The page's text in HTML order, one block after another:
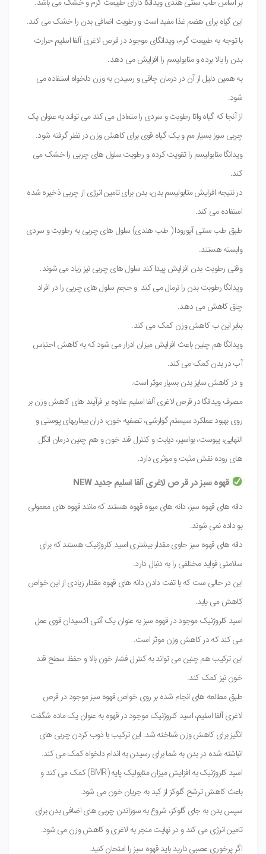
این گیاه برای هضم غذا مفید است و رطوبت اضافی بدن را خشک می کند.
با توجه به طبیعت گرم، ویدانگای موجود در قرص لاغری آلفا اسلیم حرارت
بدن را بالا برده و متابولیسم را افزایش می دهد.
به همین دلیل از آن در درمان چاقی و رسیدن به وزن دلخواه استفاده می
شود.
از آنجا که گیاه واتا رطوبت و سردی را متعادل می کند می تواند به عنوان یک
چربی سوز بسیار مم و یک گیاه قوی برای کاهش وزن در نظر گرفته شود.
ویدانگا متابولیسم را تقویت کرده و رطوبت سلول های چربی را خشک می
کند.
در نتیجه افزایش متابولیسم بدن، بدن برای تامین انرژی از چربی ذخیره شده
استفاده می کند.
طبق طب سنتی آیورودا ( طب هندی) سلول های چربی به رطوبت و سردی
وابسته هستند.
وقتی رطوبت بدن افزایش پیدا کند سلول های چربی نیز زیاد می شوند.
ویدانگا رطوبت بدن را نرمال می کند و حجم سلول های چربی را در افراد
چاق کاهش می دهد.
بنابر این ب کاهش وزن کمک می کند.
ویدانگا هم چنین باعث افزایش میزان ادرار می شود که به کاهش احتباس
آب در بدن کمک می کند.
و در کاهش سایز بدن بسیار موثر است.
مصرف ویدانگا در قرص لاغری آلفا اسلیم علاوه بر فرآیند های کاهش وزن بر
روی بهبود عملکرد سیستم گوارشی، تصفیه خون، دران بیماریهای پوستی و
التهابی، یبوست، بواسیر، دیابت و کنترل قند خون و هم چنین درمان انگل
های روده نقش مثبت و موثری دارد.
قهوه سبز در قر ص لاغری آلفا اسلیم جدید NEW
دانه های قهوه سبز، دانه های میوه قهوه هستند که مانند قهوه های معمولی
بو داده نمی شوند.
دانه های قهوه سبز حاوی مقدار بیشتری اسید کلروژنیک هستند که برای
سلامتی فواید مختلفی را به دنبال دارد.
این در حالی ست که با تفت دادن دانه های قهوه مقدار زیادی از این خواص
کاهش می یابد.
اسید کلروژنیک موجود در قهوه سبز به عنوان یک آنتی اکسیدان قوی عمل
می کند که در کاهش وزن موثر است.
این ترکیب هم چنین می تواند به کنترل فشار خون بالا و حفظ سطح قند
خون نیز کمک کند.
طبق مطالعه های انجام شده بر روی خواص قهوه سبز موجود در قرص
لاغری آلفا اسلیم، اسید کلروژنیک موجود در قهوه به عنوان یک ماده شگفت
انگیز برای کاهش وزن شناخته شد. این ترکیب با ذوب کردن چربی های
انباشته شده در بدن به شما برای رسیدن به اندام دلخواه کمک می کند.
اسید کلروژنیک به افزایش میزان متابولیک پایه (BMR) کمک می کند و
باعث کاهش ترشح گلوکز از کبد به جریان خون می شود.
سپس بدن به جای گلوکز، شروع به سوزاندن چربی های اضافی بدن برای
تامین انرژی می کند و در نهایت منجر به لاغری و کاهش وزن می شود.
اگر پرخوری عصبی دارید باید قهوه سبز را امتحان کنید.